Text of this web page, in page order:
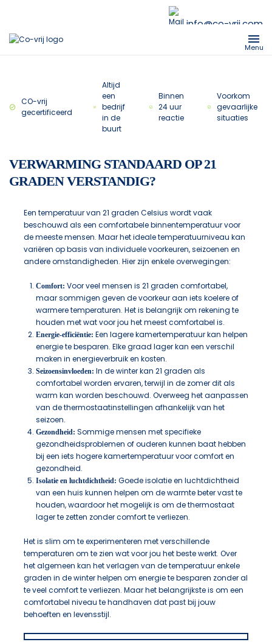
info@co-vrij.com
Menu
CO-vrij
gecertificeerd
Altijd
een
bedrijf
in de
buurt
Binnen
24 uur
reactie
Voorkom
gevaarlijke
situaties
VERWARMING STANDAARD OP 21
GRADEN VERSTANDIG?
Een temperatuur van 21 graden Celsius wordt vaak
beschouwd als een comfortabele binnentemperatuur voor
de meeste mensen. Maar het ideale temperatuurniveau kan
variëren op basis van individuele voorkeuren, seizoenen en
andere omstandigheden. Hier zijn enkele overwegingen:
Comfort: Voor veel mensen is 21 graden comfortabel,
maar sommigen geven de voorkeur aan iets koelere of
warmere temperaturen. Het is belangrijk om rekening te
houden met wat voor jou het meest comfortabel is.
Energie-efficiëntie: Een lagere kamertemperatuur kan helpen
energie te besparen. Elke graad lager kan een verschil
maken in energieverbruik en kosten.
Seizoensinvloeden: In de winter kan 21 graden als
comfortabel worden ervaren, terwijl in de zomer dit als
warm kan worden beschouwd. Overweeg het aanpassen
van de thermostaatinstellingen afhankelijk van het
seizoen.
Gezondheid: Sommige mensen met specifieke
gezondheidsproblemen of ouderen kunnen baat hebben
bij een iets hogere kamertemperatuur voor comfort en
gezondheid.
Isolatie en luchtdichtheid: Goede isolatie en luchtdichtheid
van een huis kunnen helpen om de warmte beter vast te
houden, waardoor het mogelijk is om de thermostaat
lager te zetten zonder comfort te verliezen.
Het is slim om te experimenteren met verschillende
temperaturen om te zien wat voor jou het beste werkt. Over
het algemeen kan het verlagen van de temperatuur enkele
graden in de winter helpen om energie te besparen zonder al
te veel comfort te verliezen. Maar het belangrijkste is om een
comfortabel niveau te handhaven dat past bij jouw
behoeften en levensstijl.